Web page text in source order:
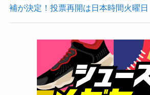
補が決定！投票再開は日本時間火曜日